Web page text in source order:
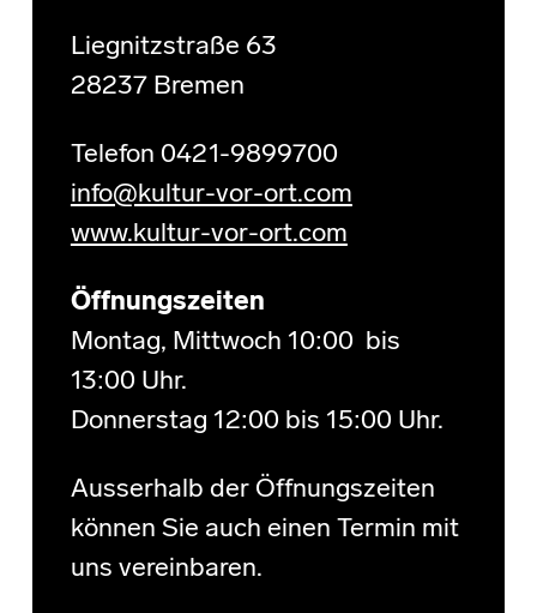
Liegnitzstraße 63
28237 Bremen
Telefon 0421-9899700
info@kultur-vor-ort.com
www.kultur-vor-ort.com
Öffnungszeiten
Montag, Mittwoch 10:00 bis
13:00 Uhr.
Donnerstag 12:00 bis 15:00 Uhr.
Ausserhalb der Öffnungszeiten
können Sie auch einen Termin mit
uns vereinbaren.